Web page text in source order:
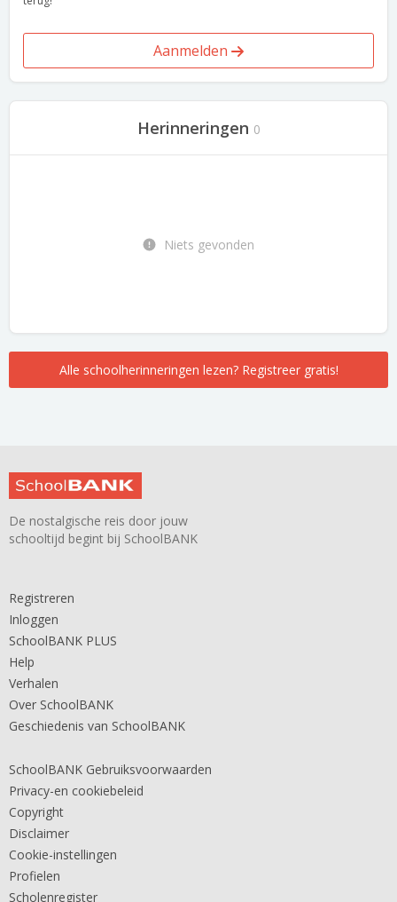
Aanmelden
Herinneringen 0
Niets gevonden
Alle schoolherinneringen lezen? Registreer gratis!
De nostalgische reis door jouw
schooltijd begint bij SchoolBANK
Registreren
Inloggen
SchoolBANK PLUS
Help
Verhalen
Over SchoolBANK
Geschiedenis van SchoolBANK
SchoolBANK Gebruiksvoorwaarden
Privacy-en cookiebeleid
Copyright
Disclaimer
Cookie-instellingen
Profielen
Scholenregister